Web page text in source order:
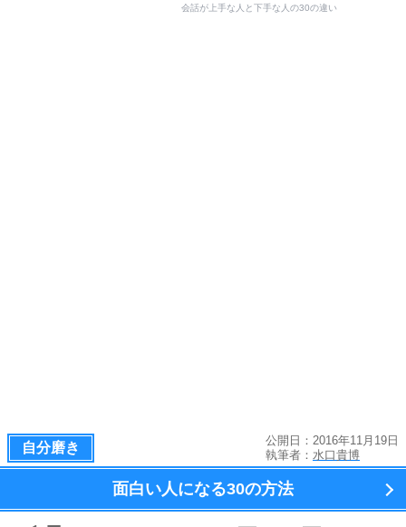
会話が上手な人と下手な人の30の違い
自分磨き
公開日：2016年11月19日
執筆者： 水口貴博
面白い人になる30の方法